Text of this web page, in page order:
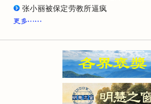
张小丽被保定劳教所逼疯